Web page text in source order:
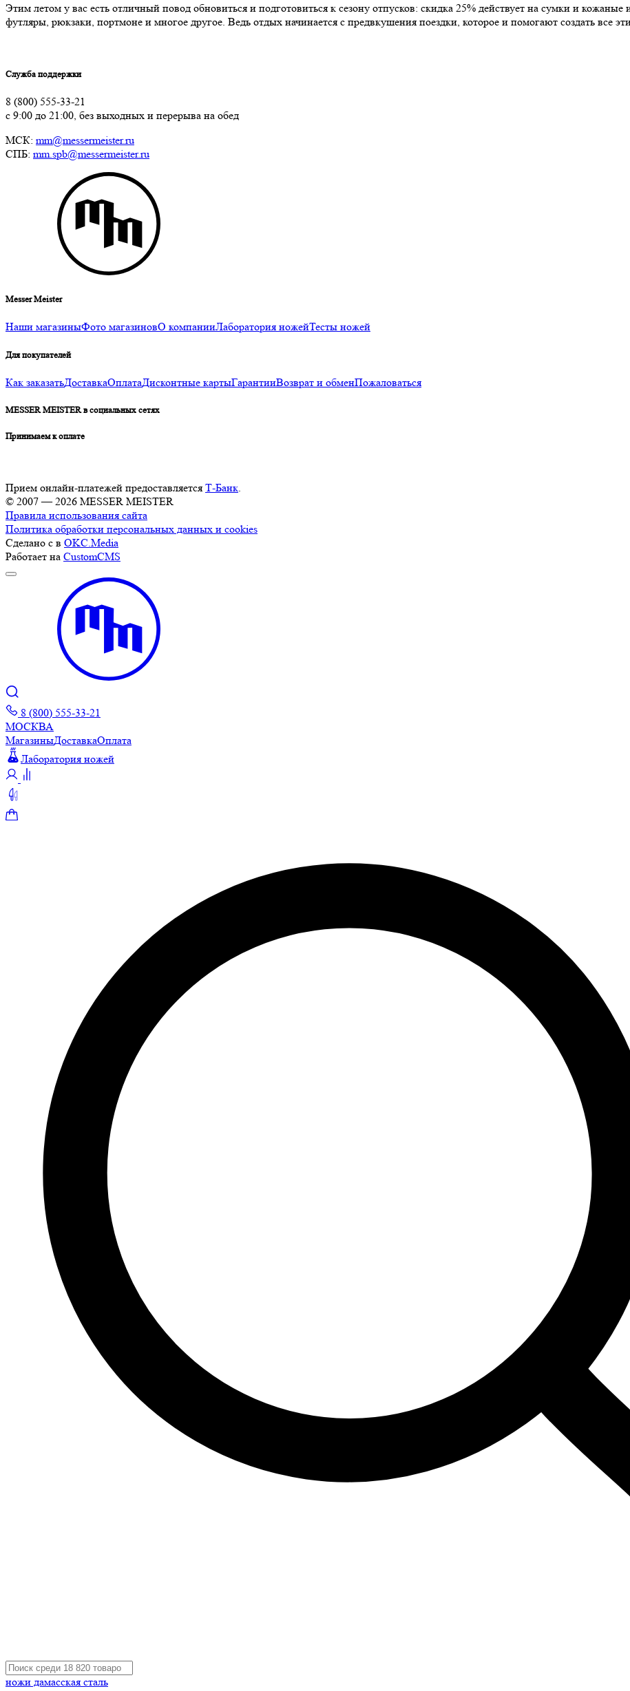
Этим летом у вас есть отличный повод обновиться и подготовиться к сезону отпусков: скидка 25% действует на сумки и кожаные
футляры, рюкзаки, портмоне и многое другое. Ведь отдых начинается с предвкушения поездки, которое и помогают создать все
Служба поддержки
8 (800) 555-33-21
с 9:00 до 21:00, без выходных и перерыва на обед
МСК: mm@messermeister.ru
СПБ: mm.spb@messermeister.ru
Messer Meister
Наши магазиныФото магазиновО компанииЛаборатория ножейТесты ножей
Для покупателей
Как заказатьДоставкаОплатаДисконтные картыГарантииВозврат и обменПожаловаться
MESSER MEISTER в социальных сетях
Принимаем к оплате
Прием онлайн-платежей предоставляется Т-Банк.
© 2007 — 2026 MESSER MEISTER
Правила использования сайта
Политика обработки персональных данных и cookies
Сделано с в OKC.Media
Работает на CustomCMS
8 (800) 555-33-21
МОСКВА
МагазиныДоставкаОплата
Лаборатория ножей
ножи дамасская сталь